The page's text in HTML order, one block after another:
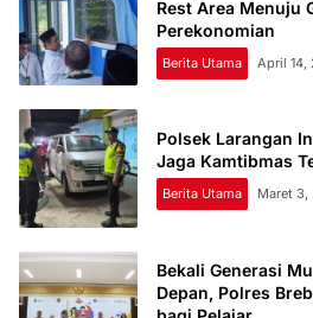
Rest Area Menuju
Perekonomian
Berita Utama April 14,
Polsek Larangan
Jaga Kamtibmas
Berita Utama Maret 3,
Bekali Generasi
Depan, Polres